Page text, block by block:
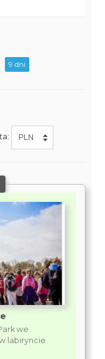
9 dni
we
labiryncie